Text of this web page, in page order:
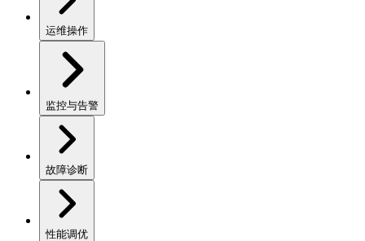
运维操作
监控与告警
故障诊断
性能调优